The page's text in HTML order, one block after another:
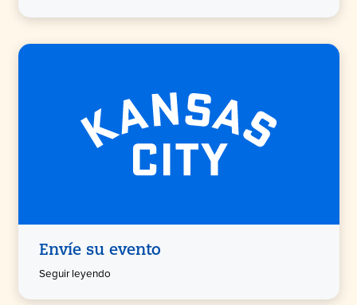
Envíe su evento
Seguir leyendo